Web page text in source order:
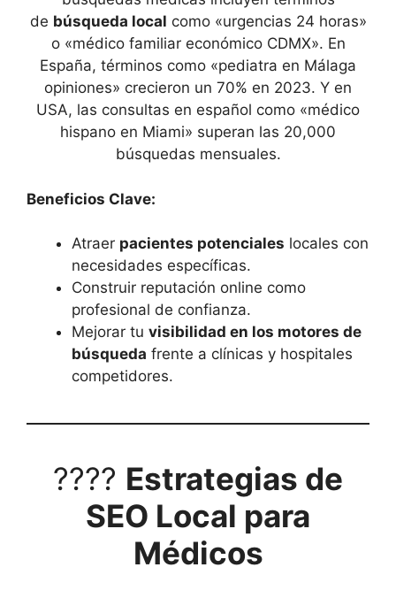
de búsqueda local como «urgencias 24 horas»
o «médico familiar económico CDMX». En
España, términos como «pediatra en Málaga
opiniones» crecieron un 70% en 2023. Y en
USA, las consultas en español como «médico
hispano en Miami» superan las 20,000
búsquedas mensuales.
Beneficios Clave:
Atraer pacientes potenciales locales con
necesidades específicas.
Construir reputación online como
profesional de confianza.
Mejorar tu visibilidad en los motores de
búsqueda frente a clínicas y hospitales
competidores.
???? Estrategias de
SEO Local para
Médicos